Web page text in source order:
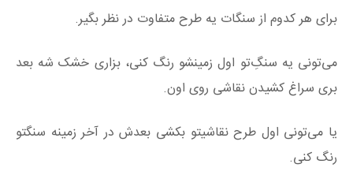
برای هر کدوم از سنگات یه طرح متفاوت در نظر بگیر.
می‌تونی یه سنگ‌ِتو اول زمینشو رنگ کنی، بزاری خشک شه بعد
بری سراغ کشیدن نقاشی روی اون.
یا می‌تونی اول طرح نقاشیتو بکشی بعدش در آخر زمینه سنگتو
رنگ کنی.